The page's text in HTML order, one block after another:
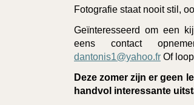
Fotografie staat nooit stil,
Geïnteresseerd om een
eens contact
dantonis1@yahoo.fr Of
Deze zomer zijn er geen
handvol interessante